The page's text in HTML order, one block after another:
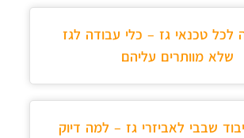
לכל טכנאי גז – כלי עבודה לגז
שלא מוותרים עליהם
שבבי לאביזרי גז – למה דיוק